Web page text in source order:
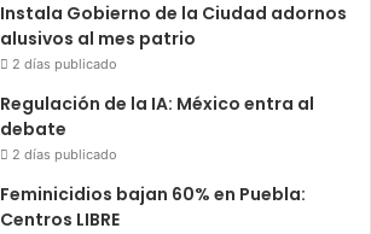
Instala Gobierno de la Ciudad adornos
alusivos al mes patrio
2 días publicado
Regulación de la IA: México entra al
debate
2 días publicado
Feminicidios bajan 60% en Puebla:
Centros LIBRE